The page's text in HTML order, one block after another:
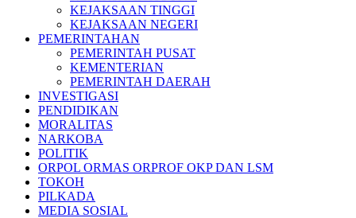
KEJAKSAAN TINGGI
KEJAKSAAN NEGERI
PEMERINTAHAN
PEMERINTAH PUSAT
KEMENTERIAN
PEMERINTAH DAERAH
INVESTIGASI
PENDIDIKAN
MORALITAS
NARKOBA
POLITIK
ORPOL ORMAS ORPROF OKP DAN LSM
TOKOH
PILKADA
MEDIA SOSIAL